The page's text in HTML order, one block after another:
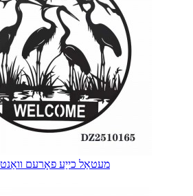
מעטאַל כייַע פאָרעם